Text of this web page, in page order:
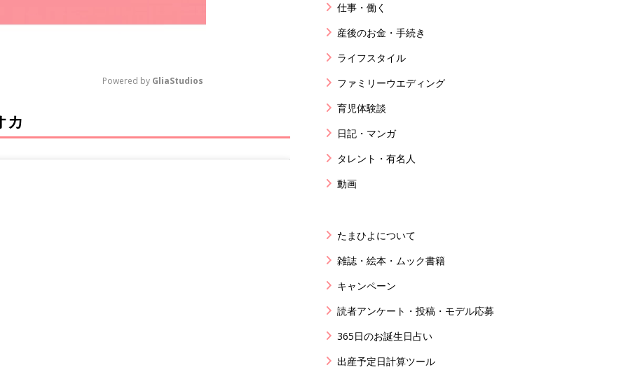
u
t
Powered by GliaStudios
カ
仕事・働く
産後のお金・手続き
ライフスタイル
ファミリーウエディング
育児体験談
日記・マンガ
タレント・有名人
動画
たまひよについて
雑誌・絵本・ムック書籍
キャンペーン
読者アンケート・投稿・モデル応募
365日のお誕生日占い
出産予定日計算ツール